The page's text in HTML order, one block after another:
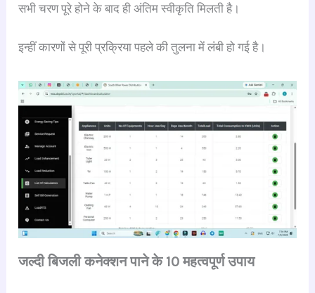
सभी चरण पूरे होने के बाद ही अंतिम स्वीकृति मिलती है।
इन्हीं कारणों से पूरी प्रक्रिया पहले की तुलना में लंबी हो गई है।
जल्दी बिजली कनेक्शन पाने के 10 महत्वपूर्ण उपाय